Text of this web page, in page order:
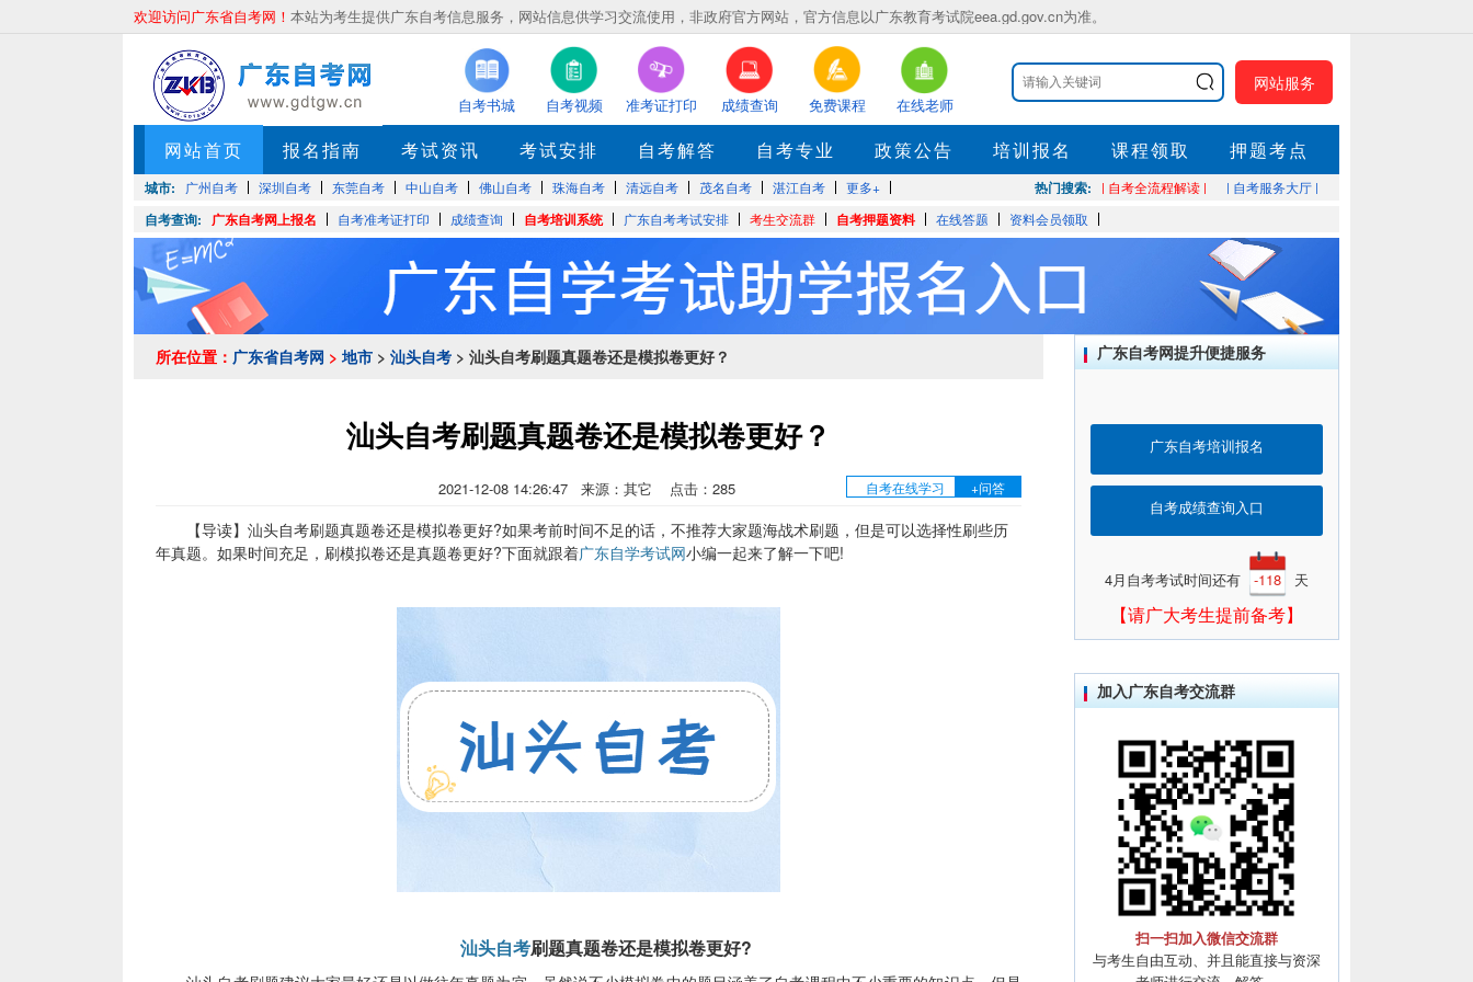
欢迎访问广东省自考网！ 本站为考生提供广东自考信息服务，网站信息供学习交流使用，非政府官方网站，官方信息以广东教育考试院eea.gd.gov.cn为准。
自考书城 自考视频 准考证打印 成绩查询 免费课程 在线老师
网站服务
网站首页 报名指南 考试资讯 考试安排 自考解答 自考专业 政策公告 培训报名 课程领取 押题考点
城市: 广州自考 深圳自考 东莞自考 中山自考 佛山自考 珠海自考 清远自考 茂名自考 湛江自考 更多+ 热门搜索: | 自考全流程解读 | | 自考服务大厅 |
自考查询: 广东自考网上报名 自考准考证打印 成绩查询 自考培训系统 广东自考考试安排 考生交流群 自考押题资料 在线答题 资料会员领取
所在位置： 广东省自考网 > 地市 > 汕头自考 > 汕头自考刷题真题卷还是模拟卷更好？
汕头自考刷题真题卷还是模拟卷更好？
2021-12-08 14:26:47 来源：其它 点击： 285 自考在线学习 +问答
【导读】汕头自考刷题真题卷还是模拟卷更好?如果考前时间不足的话，不推荐大家题海战术刷题，但是可以选择性刷些历
年真题。如果时间充足，刷模拟卷还是真题卷更好?下面就跟着广东自学考试网小编一起来了解一下吧!
汕头自考刷题真题卷还是模拟卷更好?
广东自考网提升便捷服务
广东自考培训报名
自考成绩查询入口
4月自考考试时间还有 -118 天
【请广大考生提前备考】
加入广东自考交流群
扫一扫加入微信交流群
与考生自由互动、并且能直接与资深